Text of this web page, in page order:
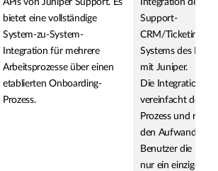
APIs von Juniper Support. Es
bietet eine vollständige
System-zu-System-
Integration für mehrere
Arbeitsprozesse über einen
etablierten Onboarding-
Prozess.
Integration des
Support-
CRM/Ticketing-
Systems des
mit Juniper.
Die Integration
vereinfacht den
Prozess und
den Aufwand, da
Benutzer die
nur ein einziges